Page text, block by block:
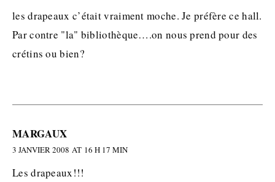
les drapeaux c’était vraiment moche. Je préfère ce hall.
Par contre "la" bibliothèque….on nous prend pour des
crétins ou bien?
MARGAUX
3 JANVIER 2008 AT 16 H 17 MIN
Les drapeaux!!!